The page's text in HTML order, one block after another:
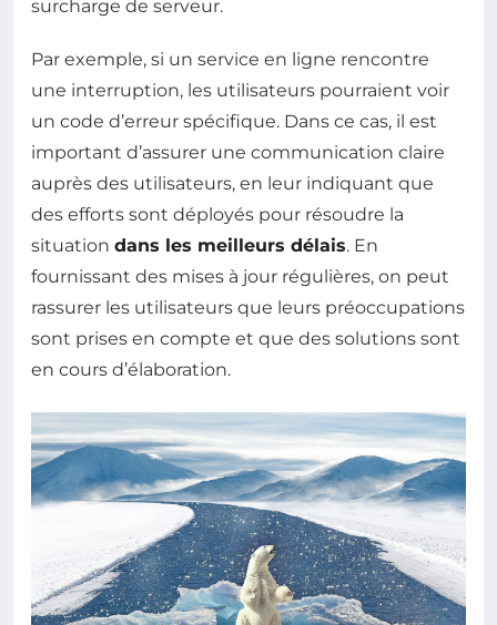
surcharge de serveur.
Par exemple, si un service en ligne rencontre
une interruption, les utilisateurs pourraient voir
un code d’erreur spécifique. Dans ce cas, il est
important d’assurer une communication claire
auprès des utilisateurs, en leur indiquant que
des efforts sont déployés pour résoudre la
situation dans les meilleurs délais. En
fournissant des mises à jour régulières, on peut
rassurer les utilisateurs que leurs préoccupations
sont prises en compte et que des solutions sont
en cours d’élaboration.